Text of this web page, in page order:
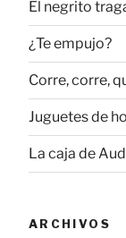
El negrito
¿Te empujo?
Corre, corre,
Juguetes de
La caja de
ARCHIVOS